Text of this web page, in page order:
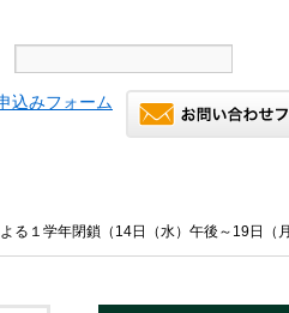
る１学年閉鎖（14日（水）午後～19日（月